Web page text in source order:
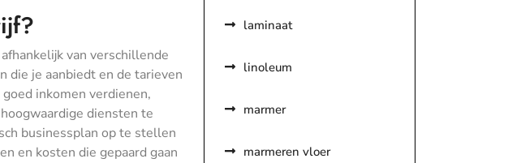
van verschillende
die je aanbiedt en de tarieven
inkomen verdienen,
diensten te
businessplan op te stellen
en kosten die gepaard gaan
laminaat
linoleum
marmer
marmeren vloer